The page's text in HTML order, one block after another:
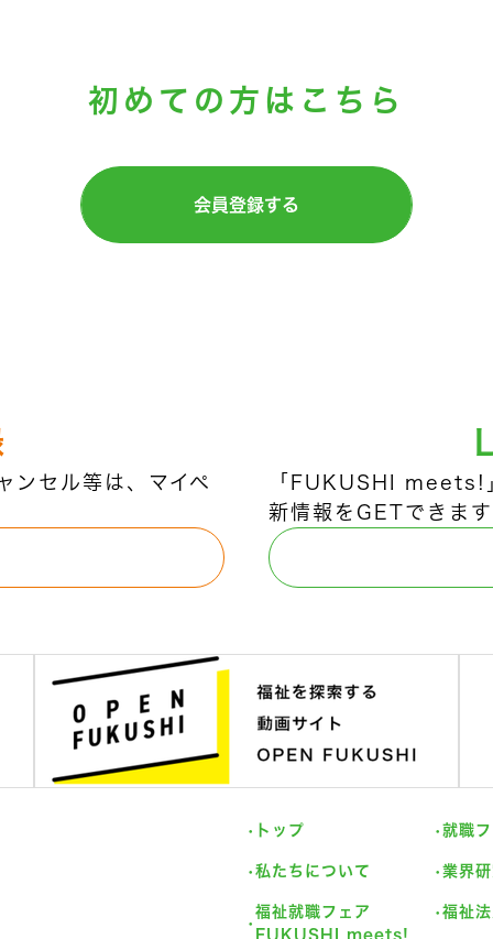
初めての方はこちら
会員登録する
ンセル等は、マイペ
「FUKUSHI meets!
新情報をGETできま
トップ
私たちについて
福祉就職フェア
FUKUSHI meets!
就職
業界
福祉